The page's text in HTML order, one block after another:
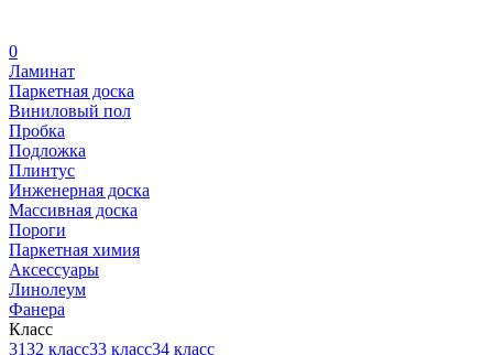
0
Ламинат
Паркетная доска
Виниловый пол
Пробка
Подложка
Плинтус
Инженерная доска
Массивная доска
Пороги
Паркетная химия
Аксессуары
Линолеум
Фанера
Класс
3132 класс33 класс34 класс